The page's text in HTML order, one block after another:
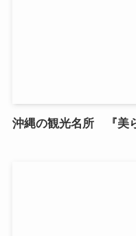
沖縄の観光名所 『美